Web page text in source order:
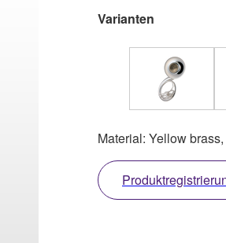
Varianten
Material: Yellow